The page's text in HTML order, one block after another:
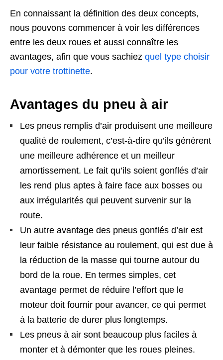
En connaissant la définition des deux concepts,
nous pouvons commencer à voir les différences
entre les deux roues et aussi connaître les
avantages, afin que vous sachiez quel type choisir
pour votre trottinette.
Avantages du pneu à air
Les pneus remplis d’air produisent une meilleure
qualité de roulement, c’est-à-dire qu’ils génèrent
une meilleure adhérence et un meilleur
amortissement. Le fait qu’ils soient gonflés d’air
les rend plus aptes à faire face aux bosses ou
aux irrégularités qui peuvent survenir sur la
route.
Un autre avantage des pneus gonflés d’air est
leur faible résistance au roulement, qui est due à
la réduction de la masse qui tourne autour du
bord de la roue. En termes simples, cet
avantage permet de réduire l’effort que le
moteur doit fournir pour avancer, ce qui permet
à la batterie de durer plus longtemps.
Les pneus à air sont beaucoup plus faciles à
monter et à démonter que les roues pleines.